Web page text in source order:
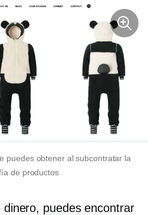
puedes obtener al subcontratar la
de productos
puedes encontrar